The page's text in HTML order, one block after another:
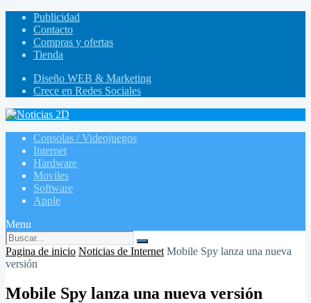
Publicidad
Contacto
Compras y ofertas
Tienda
Diseño WEB & Marketing
Crece en Redes Sociales
Consolas / Videojuegos
Internet
Hardware
Moviles
Software
Apple
Menu
Pagina de inicio Noticias de Internet Mobile Spy lanza una nueva
versión
Mobile Spy lanza una nueva versión